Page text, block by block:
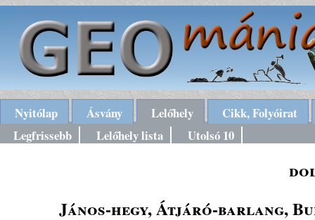
Nyitólap Ásvány Lelőhely
Cikk, Folyóirat
Legfrissebb
Lelőhely lista Utolsó 10
János-hegy, Átjáró-barlang,